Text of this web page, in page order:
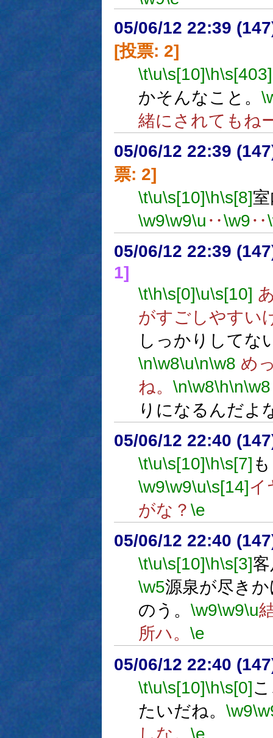
05/06/12 22:39
[投票: 2]
\t\u\s[10]\h\s[403]
かそんなこと。
緒にされてもね
05/06/12 22:39
票: 2]
\t\u\s[10]\h\s[8]
\w9\w9\u ‥\w9‥
05/06/12 22:39
1]
\t\h\s[0]\u\s[10]
がすごしやすい
しっかりしてな
\n\w8\u\n\w8 め
ね。 \n\w8\h\n\w8
りになるんだよ
05/06/12 22:40
\t\u\s[10]\h\s[7]
\w9\w9\u\s[14]イ
がな？ \e
05/06/12 22:40
\t\u\s[10]\h\s[3]
\w5源泉が尽き
のう。 \w9\w9\u
所ハ。 \e
05/06/12 22:40
\t\u\s[10]\h\s[0]
たいだね。 \w9
しな。 \e